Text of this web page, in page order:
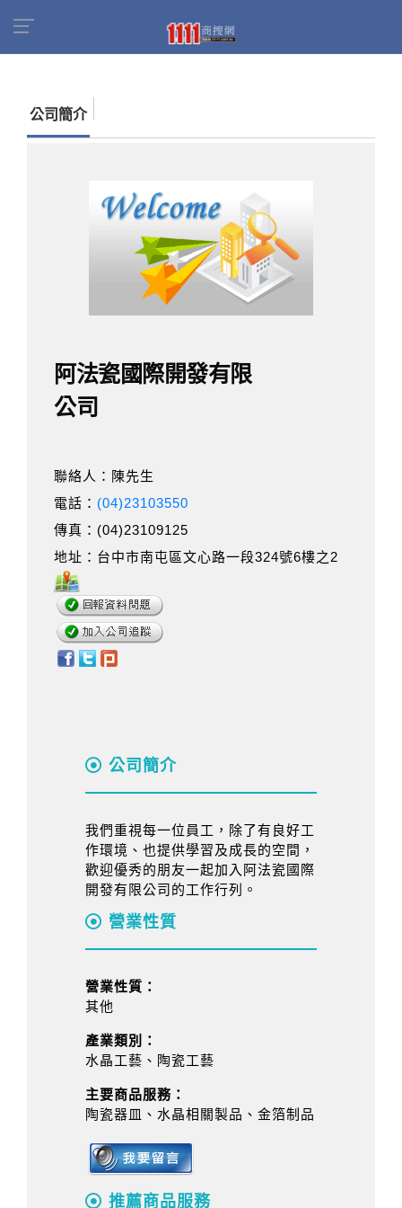
司
公司簡介
阿法瓷國際開發有限
公司
聯絡人：陳先生
電話： (04)23103550
傳真：(04)23109125
地址：台中市南屯區文心路一段324號6樓之2
公司簡介
我們重視每一位員工，除了有良好工
作環境、也提供學習及成長的空間，
歡迎優秀的朋友一起加入阿法瓷國際
開發有限公司的工作行列。
營業性質
營業性質：
其他
產業類別：
水晶工藝、陶瓷工藝
主要商品服務：
陶瓷器皿、水晶相關製品、金箔制品
推薦商品服務